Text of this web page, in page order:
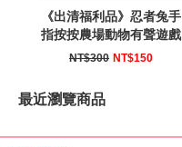
《出清福利品》忍者兔手
指按按農場動物有聲遊戲
身高尺
NT$300 NT$150
最近瀏覽商品